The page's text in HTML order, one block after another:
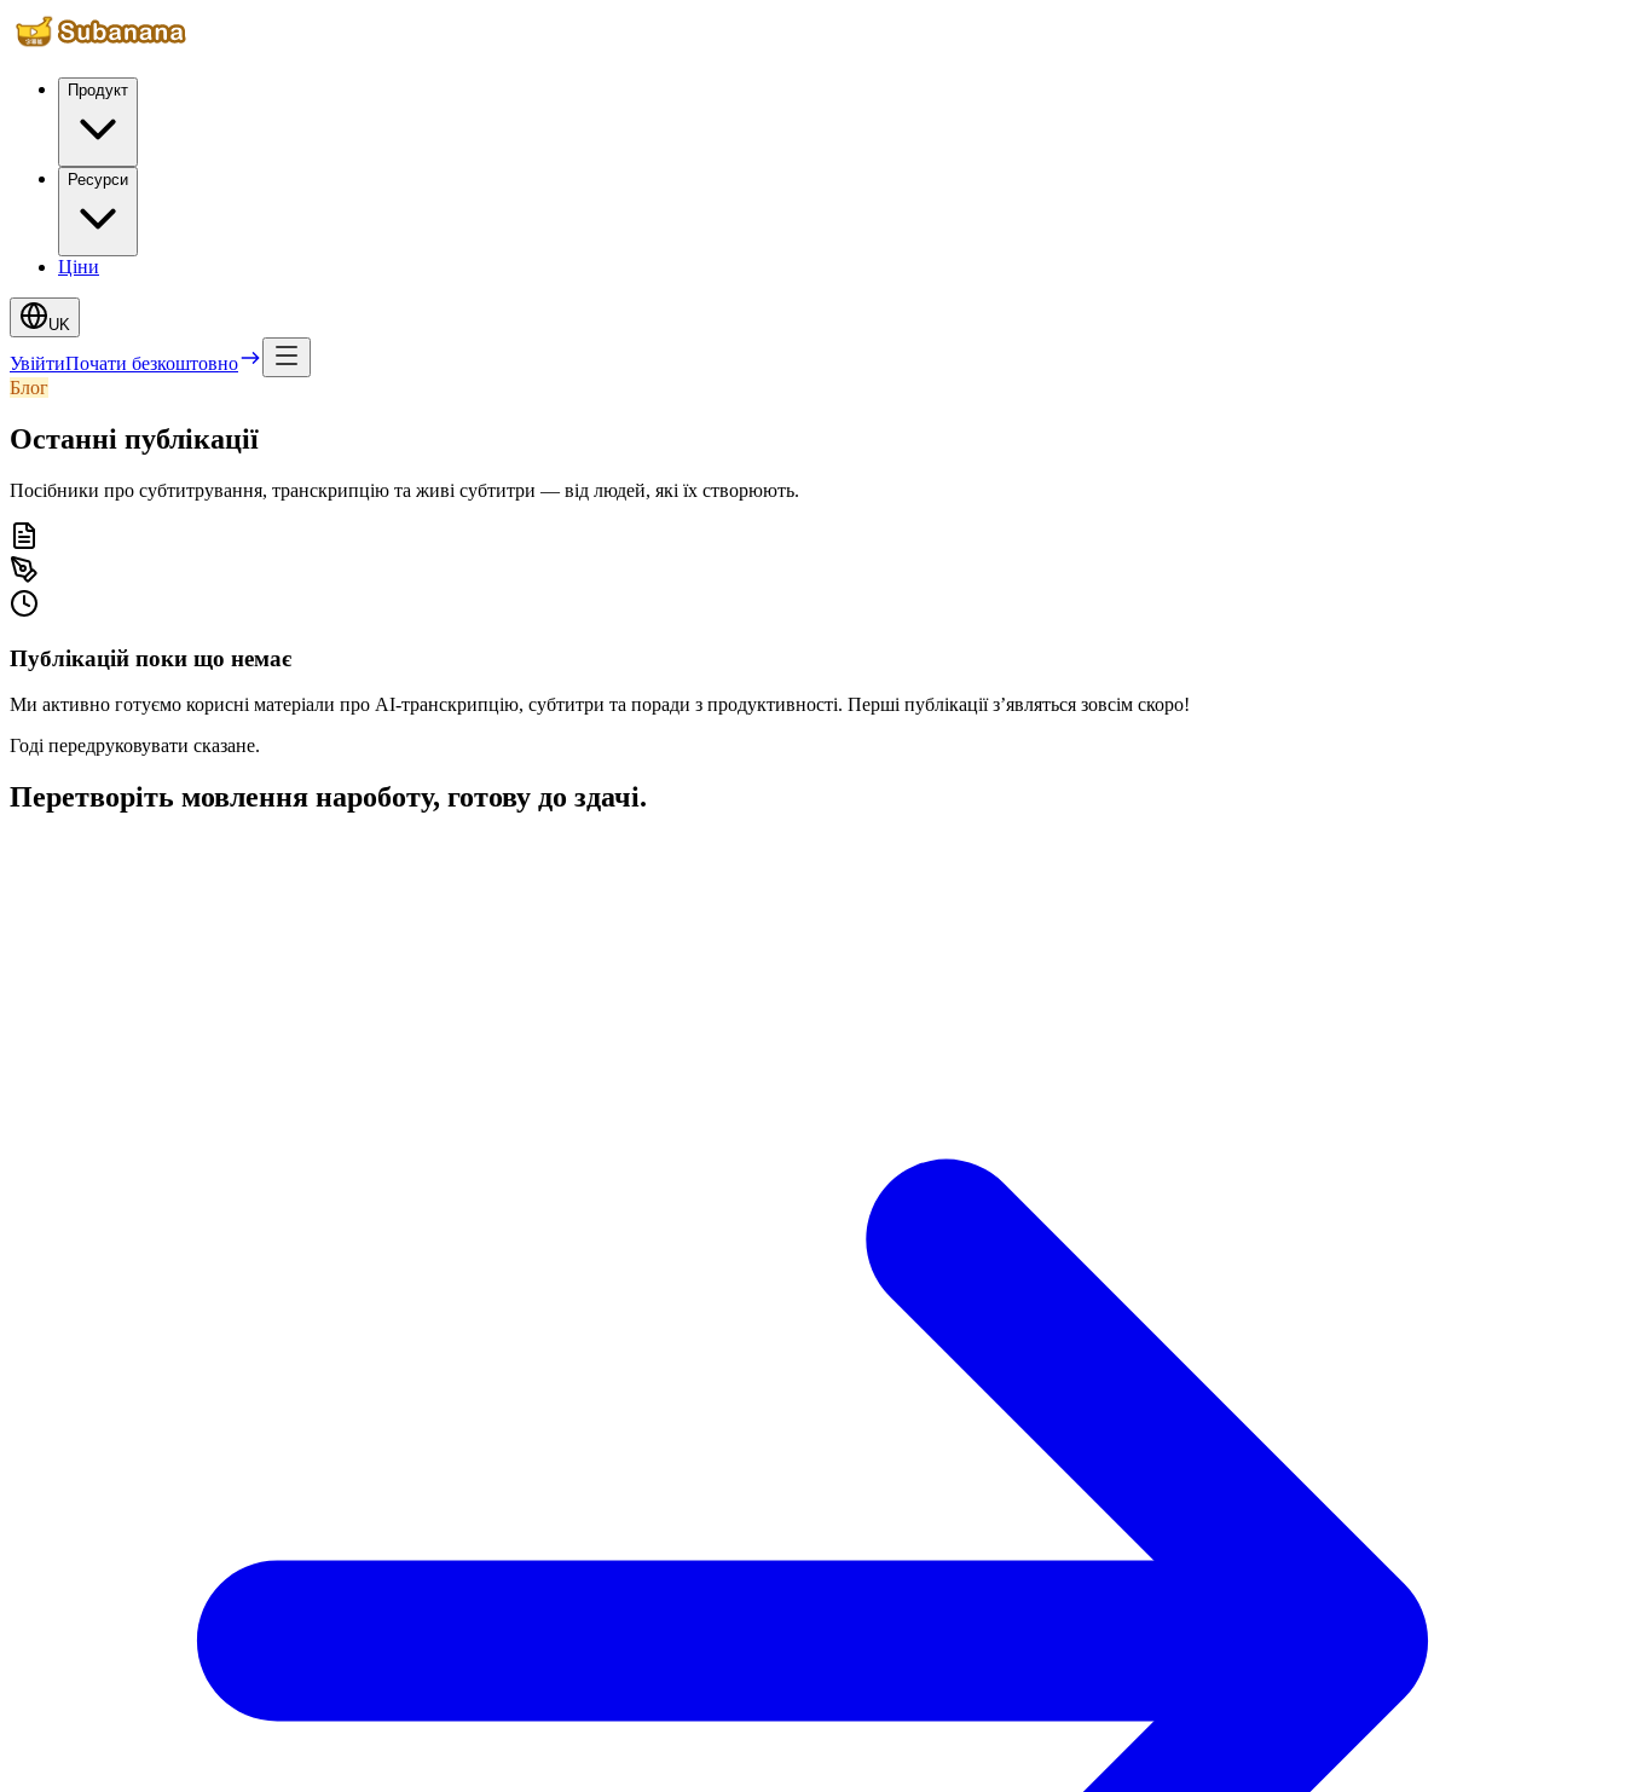
Продукт
Ресурси
Ціни
UK
УвійтиПочати безкоштовно
Блог
Останні публікації
Посібники про субтитрування, транскрипцію та живі субтитри — від людей, які їх створюють.
Публікацій поки що немає
Ми активно готуємо корисні матеріали про AI‑транскрипцію, субтитри та поради з продуктивності. Перші публікації з’являться зовсім скоро!
Годі передруковувати сказане.
Перетворіть мовлення нароботу, готову до здачі.